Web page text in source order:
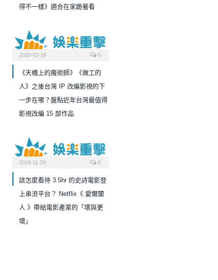
得不一樣》適合在家跪著看
2020-02-16 0
《天橋上的魔術師》《做工的
人》之後台灣 IP 改編影視的下
一步在哪？盤點近年台灣最值得
影視改編 15 部作品
2019-11-29 0
該怎麼看待 3.5hr 的史詩電影登
上串流平台？ Netflix《 愛爾蘭
人 》帶給電影產業的「壞與更
壞」